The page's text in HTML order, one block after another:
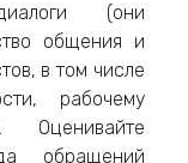
(они
общения и
в том числе
рабочему
обращений